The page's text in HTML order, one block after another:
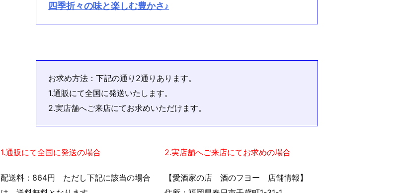
四季折々の味と楽しむ豊かさ♪
お求め方法：下記の通り2通りあります。
1.通販にて全国に発送いたします。
2.実店舗へご来店にてお求めいただけます。
1.通販にて全国に発送の場合
配送料：864円 ただし下記に該当の場合
2.実店舗へご来店にてお求めの場合
【愛酒家の店 酒のフヨー 店舗情報】